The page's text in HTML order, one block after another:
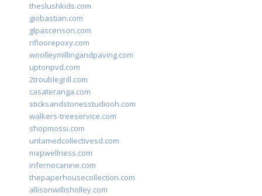
theslushkids.com
giobastian.com
glpascensori.com
rifloorepoxy.com
woolleymillingandpaving.com
uptonpvd.com
2troublegrill.com
casateranga.com
sticksandstonesstudiooh.com
walkers-treeservice.com
shopmossi.com
untamedcollectivesd.com
mxpwellness.com
infernocanine.com
thepaperhousecollection.com
allisonwillisholley.com